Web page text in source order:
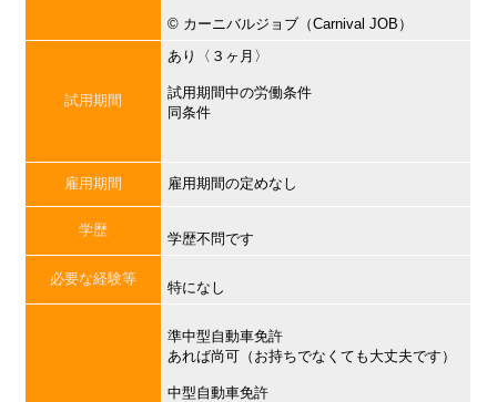
©︎ カーニバルジョブ（Carnival JOB）
試用期間
あり〈３ヶ月〉
試用期間中の労働条件
同条件
雇用期間 雇用期間の定めなし
学歴
学歴不問です
必要な経験等
特になし
準中型自動車免許
あれば尚可（お持ちでなくても大丈夫です）
中型自動車免許